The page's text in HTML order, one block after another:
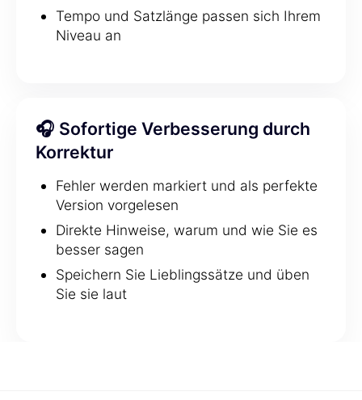
Tempo und Satzlänge passen sich Ihrem
Niveau an
🎧 Sofortige Verbesserung durch
Korrektur
Fehler werden markiert und als perfekte
Version vorgelesen
Direkte Hinweise, warum und wie Sie es
besser sagen
Speichern Sie Lieblingssätze und üben
Sie sie laut